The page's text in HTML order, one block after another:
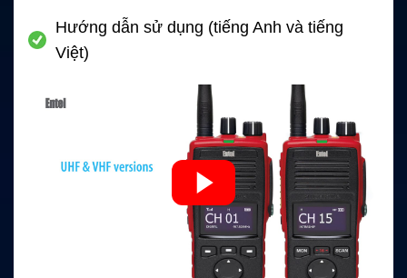
Hướng dẫn sử dụng (tiếng Anh và tiếng
Việt)